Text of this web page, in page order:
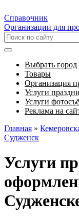
Справочник
Организации для
Выбрать город
Товары
Организация
Услуги
Услуги
Реклама на
Главная »
Судженск
Услуги